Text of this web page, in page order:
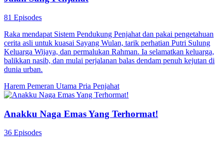
81 Episodes
Raka mendapat Sistem Pendukung Penjahat dan pakai pengetahuan
cerita asli untuk kuasai Sayang Wulan, tarik perhatian Putri Sulung
Keluarga Wijaya, dan permalukan Rahman. Ia selamatkan keluarga,
balikkan nasib, dan mulai perjalanan balas dendam penuh kejutan di
dunia urban.
Harem Pemeran Utama Pria Penjahat
Anakku Naga Emas Yang Terhormat!
36 Episodes